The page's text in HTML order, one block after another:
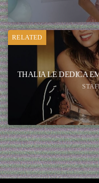
RELATED
THALIA LE DEDICA